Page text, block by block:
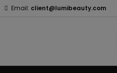
Email: client@lumibeauty.com